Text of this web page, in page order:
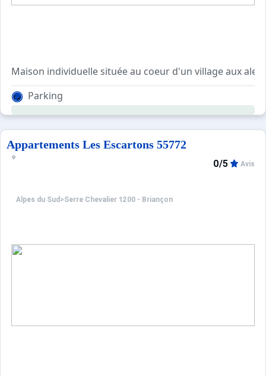
Maison individuelle située au coeur d'un village aux
Elle se compose de quatre chambres, de deux salles
Un local à skis et/ou à vélos privé est à disposition.
Accès WIFI. Parking devant la maison. Exposition Sud.
Electricité en supplément.
Parking
Appartements Les Escartons 55772
Alpes du Sud >Serre Chevalier 1200 - Briançon
0/5 Avis